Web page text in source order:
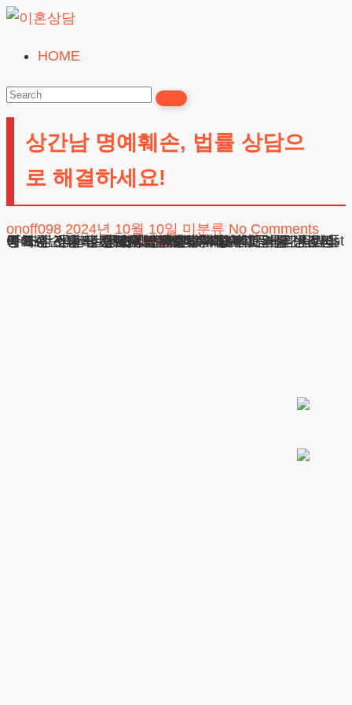
Skip
content
혼
상
HOME
상간남 명예훼손, 법률 상담으
로 해결하세요!
onoff098 2024년 10월 10일 미분류 No Comments
목차 상간남 명예훼손: 법적 대응의 첫걸음 상간남 명예훼손 소송의 시작: 첫 단계 법적 요건과 서류 준비의 중요성 사례로 보는 상간남 명예훼손의 문제점 사람들이 자주 묻는 질문 Q&A 실수하지 않게 도와줄 변호사의 조언 상간남 명예훼손: 법적 대응의 첫걸음 상간남 명예훼손이라는 주제,더보기
상호 : 법무법인 테헤란
사업자 : 589-86-01340
대표자 : 이수학
주소 : 서울시 강남구 테헤란로 420, KT선릉타워West 9층
광고책임변호사 : 이수학